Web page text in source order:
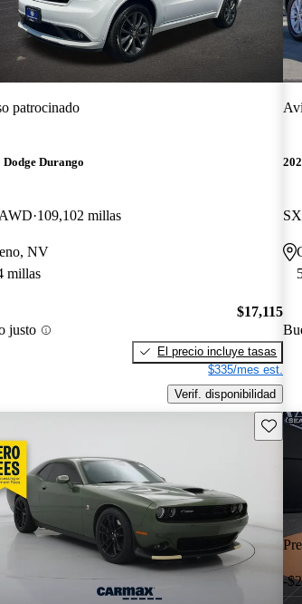
patrocinado
Dodge Durango
109,102 millas
NV
millas
justo
$17,115
El precio incluye tasas
$335/mes est.
Verif. disponibilidad
Aviso
-